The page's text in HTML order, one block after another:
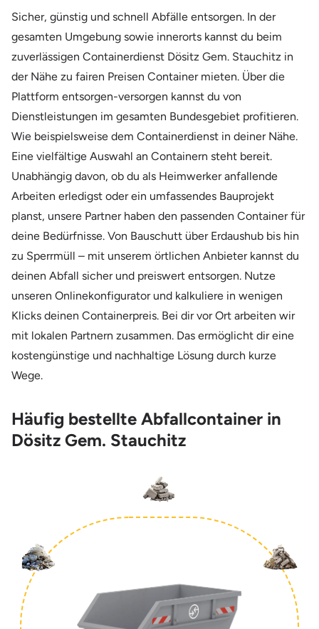
Sicher, günstig und schnell Abfälle entsorgen. In der
gesamten Umgebung sowie innerorts kannst du beim
zuverlässigen Containerdienst Dösitz Gem. Stauchitz in
der Nähe zu fairen Preisen Container mieten. Über die
Plattform entsorgen-versorgen kannst du von
Dienstleistungen im gesamten Bundesgebiet profitieren.
Wie beispielsweise dem Containerdienst in deiner Nähe.
Eine vielfältige Auswahl an Containern steht bereit.
Unabhängig davon, ob du als Heimwerker anfallende
Arbeiten erledigst oder ein umfassendes Bauprojekt
planst, unsere Partner haben den passenden Container für
deine Bedürfnisse. Von Bauschutt über Erdaushub bis hin
zu Sperrmüll – mit unserem örtlichen Anbieter kannst du
deinen Abfall sicher und preiswert entsorgen. Nutze
unseren Onlinekonfigurator und kalkuliere in wenigen
Klicks deinen Containerpreis. Bei dir vor Ort arbeiten wir
mit lokalen Partnern zusammen. Das ermöglicht dir eine
kostengünstige und nachhaltige Lösung durch kurze
Wege.
Häufig bestellte Abfallcontainer in
Dösitz Gem. Stauchitz